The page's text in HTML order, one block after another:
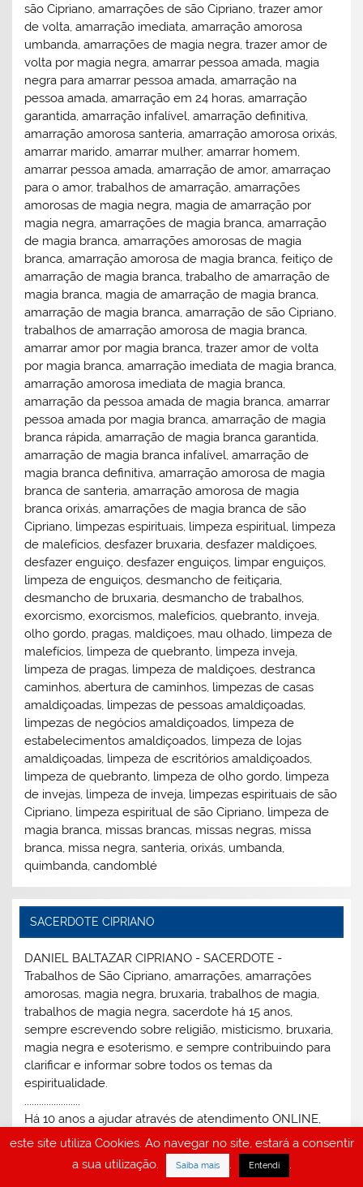
são Cipriano, amarrações de são Cipriano, trazer amor
de volta, amarração imediata, amarração amorosa
umbanda, amarrações de magia negra, trazer amor de
volta por magia negra, amarrar pessoa amada, magia
negra para amarrar pessoa amada, amarração na
pessoa amada, amarração em 24 horas, amarração
garantida, amarração infalível, amarração definitiva,
amarração amorosa santeria, amarração amorosa orixás,
amarrar marido, amarrar mulher, amarrar homem,
amarrar pessoa amada, amarração de amor, amarraçao
para o amor, trabalhos de amarração, amarrações
amorosas de magia negra, magia de amarração por
magia negra, amarrações de magia branca, amarração
de magia branca, amarrações amorosas de magia
branca, amarração amorosa de magia branca, feitiço de
amarração de magia branca, trabalho de amarração de
magia branca, magia de amarração de magia branca,
amarração de magia branca, amarração de são Cipriano,
trabalhos de amarração amorosa de magia branca,
amarrar amor por magia branca, trazer amor de volta
por magia branca, amarração imediata de magia branca,
amarração amorosa imediata de magia branca,
amarração da pessoa amada de magia branca, amarrar
pessoa amada por magia branca, amarração de magia
branca rápida, amarração de magia branca garantida,
amarração de magia branca infalível, amarração de
magia branca definitiva, amarração amorosa de magia
branca de santeria, amarração amorosa de magia
branca orixás, amarrações de magia branca de são
Cipriano, limpezas espirituais, limpeza espiritual, limpeza
de malefícios, desfazer bruxaria, desfazer maldiçoes,
desfazer enguiço, desfazer enguiços, limpar enguiços,
limpeza de enguiços, desmancho de feitiçaria,
desmancho de bruxaria, desmancho de trabalhos,
exorcismo, exorcismos, malefícios, quebranto, inveja,
olho gordo, pragas, maldiçoes, mau olhado, limpeza de
malefícios, limpeza de quebranto, limpeza inveja,
limpeza de pragas, limpeza de maldiçoes, destranca
caminhos, abertura de caminhos, limpezas de casas
amaldiçoadas, limpezas de pessoas amaldiçoadas,
limpezas de negócios amaldiçoados, limpeza de
estabelecimentos amaldiçoados, limpeza de lojas
amaldiçoadas, limpeza de escritórios amaldiçoados,
limpeza de quebranto, limpeza de olho gordo, limpeza
de invejas, limpeza de inveja, limpezas espirituais de são
Cipriano, limpeza espiritual de são Cipriano, limpeza de
magia branca, missas brancas, missas negras, missa
branca, missa negra, santeria, orixás, umbanda,
quimbanda, candomblé
SACERDOTE CIPRIANO
DANIEL BALTAZAR CIPRIANO - SACERDOTE -
Trabalhos de São Cipriano, amarrações, amarrações
amorosas, magia negra, bruxaria, trabalhos de magia,
trabalhos de magia negra, sacerdote há 15 anos,
sempre escrevendo sobre religião, misticismo, bruxaria,
magia negra e esoterismo, e sempre contribuindo para
clarificar e informar sobre todos os temas da
espiritualidade.
.......................
Há 10 anos a ajudar através de atendimento ONLINE,
trabalhando online e no ALTAR MÍSTICO DE SÃO
Há 1 década sempre trabalhando, sempre
este site utiliza Cookies. Ao navegar no site, estará a consentir
a sua utilização.
Saiba mais . Entendi .